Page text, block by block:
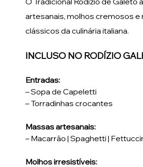
artesanais, molhos cremosos e
clássicos da culinária italiana.
INCLUSO NO RODÍZIO
Entradas:
– Sopa de Capeletti
– Torradinhas crocantes
Massas artesanais:
– Macarrão | Spaghetti |
Molhos irresistíveis: